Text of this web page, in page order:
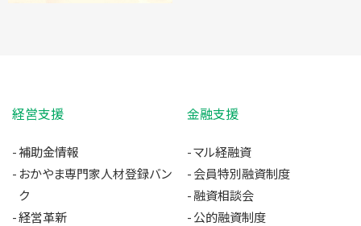
経営支援
補助金情報
おかやま専門家人材登録バン
ク
経営革新
金融支援
マル経融資
会員特別融資制度
融資相談会
公的融資制度